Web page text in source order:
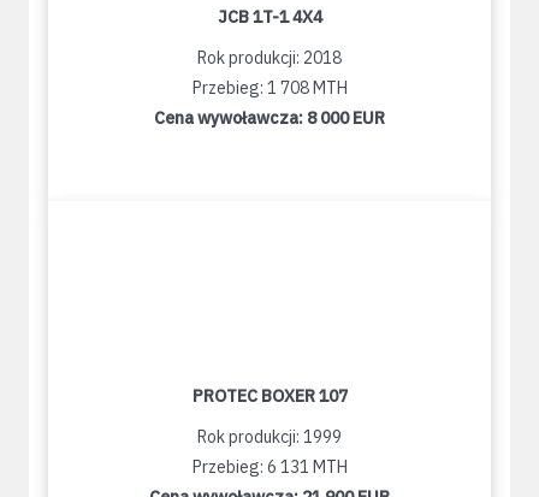
JCB 1T-1 4X4
Rok produkcji: 2018
Przebieg: 1 708 MTH
Cena wywoławcza: 8 000 EUR
PROTEC BOXER 107
Rok produkcji: 1999
Przebieg: 6 131 MTH